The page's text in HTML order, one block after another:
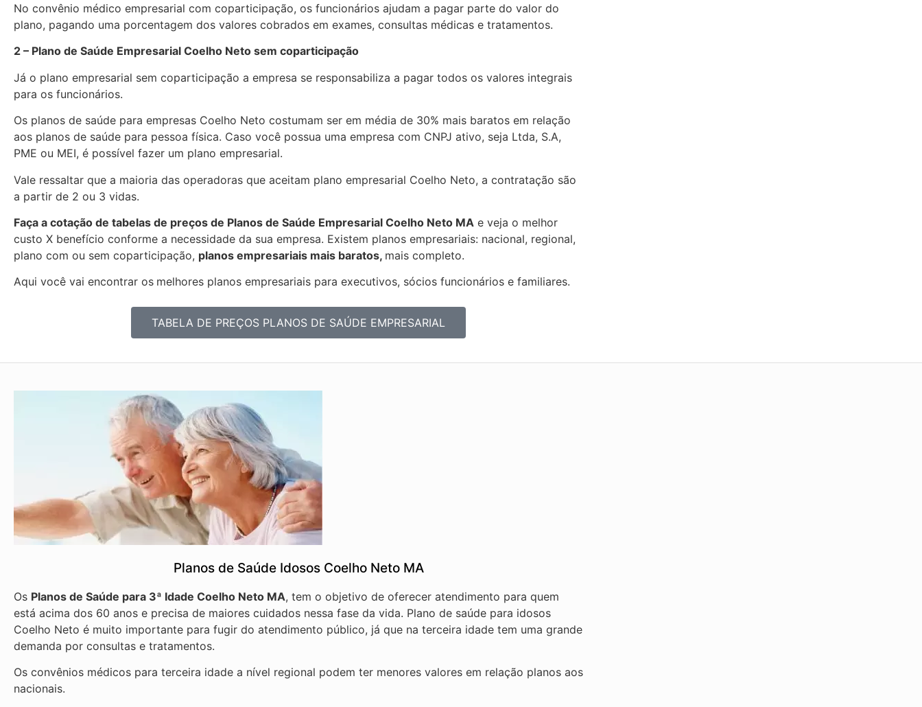
No convênio médico empresarial com coparticipação, os funcionários ajudam a pagar parte do valor do
plano, pagando uma porcentagem dos valores cobrados em exames, consultas médicas e tratamentos.
2 – Plano de Saúde Empresarial Coelho Neto sem coparticipação
Já o plano empresarial sem coparticipação a empresa se responsabiliza a pagar todos os valores integrais
para os funcionários.
Os planos de saúde para empresas Coelho Neto costumam ser em média de 30% mais baratos em relação
aos planos de saúde para pessoa física. Caso você possua uma empresa com CNPJ ativo, seja Ltda, S.A,
PME ou MEI, é possível fazer um plano empresarial.
Vale ressaltar que a maioria das operadoras que aceitam plano empresarial Coelho Neto, a contratação são
a partir de 2 ou 3 vidas.
Faça a cotação de tabelas de preços de Planos de Saúde Empresarial Coelho Neto MA e veja o melhor
custo X benefício conforme a necessidade da sua empresa. Existem planos empresariais: nacional, regional,
plano com ou sem coparticipação, planos empresariais mais baratos, mais completo.
Aqui você vai encontrar os melhores planos empresariais para executivos, sócios funcionários e familiares.
TABELA DE PREÇOS PLANOS DE SAÚDE EMPRESARIAL
Planos de Saúde Idosos Coelho Neto MA
Os Planos de Saúde para 3ª Idade Coelho Neto MA, tem o objetivo de oferecer atendimento para quem
está acima dos 60 anos e precisa de maiores cuidados nessa fase da vida. Plano de saúde para idosos
Coelho Neto é muito importante para fugir do atendimento público, já que na terceira idade tem uma grande
demanda por consultas e tratamentos.
Os convênios médicos para terceira idade a nível regional podem ter menores valores em relação planos aos
nacionais.